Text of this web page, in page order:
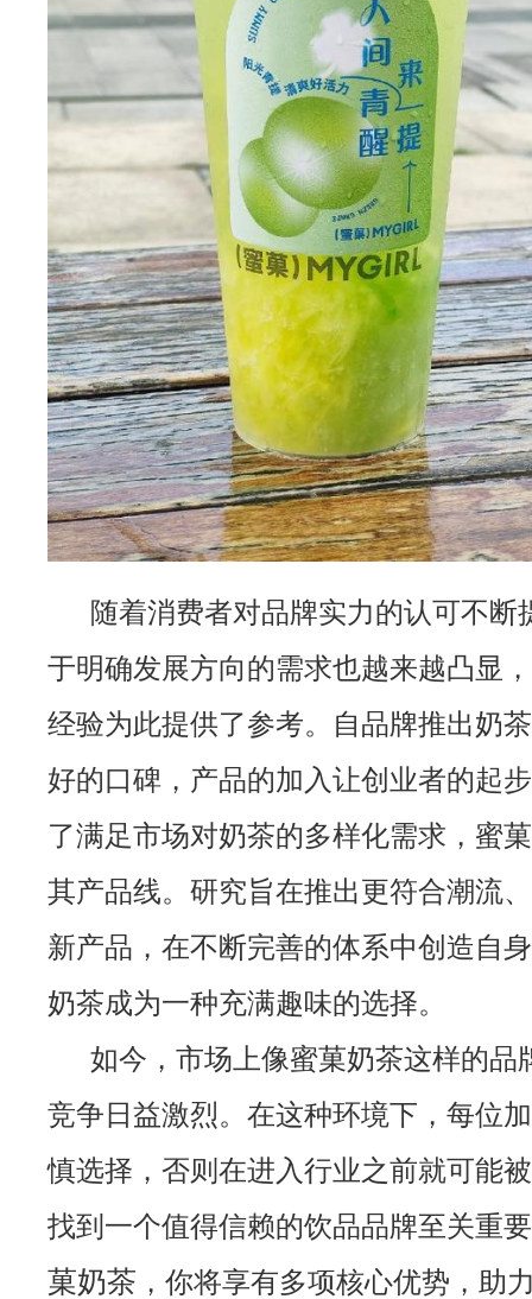
随着消费者对品牌实力的认可不断
于明确发展方向的需求也越来越凸显
经验为此提供了参考。自品牌推出奶
好的口碑，产品的加入让创业者的起
了满足市场对奶茶的多样化需求，蜜
其产品线。研究旨在推出更符合潮流
新产品，在不断完善的体系中创造自
奶茶成为一种充满趣味的选择。
如今，市场上像蜜菓奶茶这样的品
竞争日益激烈。在这种环境下，每位
慎选择，否则在进入行业之前就可能
找到一个值得信赖的饮品品牌至关重
菓奶茶 ，你将享有多项核心优势，助